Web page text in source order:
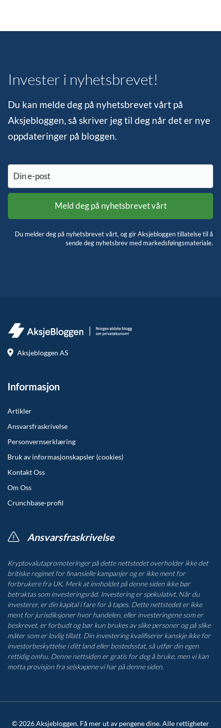
Invester i nyhetsbrevet!
Du kan melde deg på nyhetsbrevet vårt på
Aksjebloggen, så skriver jeg til deg når det er nye
oppdateringer på bloggen.
Du melder deg på nyhetsbrevet vårt, og gir Aksjebloggen tillatelse til å
sende deg nyhetsbrev med markedsføingsmateriale.
Aksjebloggen AS
Informasjon
Artikler
Ansvarsfraskrivelse
Personvernserklæring
Bruk av informasjonskapsler (cookies)
Kontakt Oss
Om Oss
Crunchbase-profil
Ansvarsfraskrivelse
Kryptovalutapromoteringer på dette nettstedet overholder ikke det
britiske regimet for finansielle kampanjer og er ikke ment for
forbrukere fra UK. Merk at innholdet på denne siden ikke bør
betraktas som investeringsråd. Investering er spekulativt. Når du
investerer, er din kapital i fare for å tapes. Dette nettstedet er ikke
ment for jurisdiksjoner hvor handelen, eller investeringene som er
beskrevet, er forbudt og bør kun brukes av slike personer og på slike
måter som er lovlig tillatt. Din investering kvalifiserer kanskje ikke for
investorbeskyttelse i ditt land eller bostedsstat, så utfør din egen
rettidig omhu. Denne nettsiden er gratis for deg å bruke, men vi kan
motta provisjon fra selskapene vi har på denne siden.
© 2026 Aksjebloggen. Få mer ut av pengene dine. Alle rettigheter